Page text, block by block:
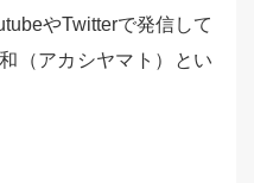
やTwitterで発信して
（アカシヤマト）とい